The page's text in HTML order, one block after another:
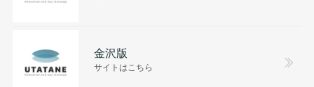
金沢版
サイトはこちら